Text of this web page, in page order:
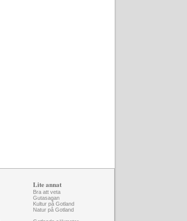
Lite annat
Bra att veta
Gutasagan
Kultur på Gotland
Natur på Gotland